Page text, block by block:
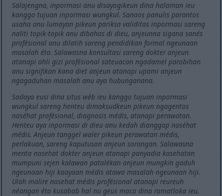
Salajengna, inpormasi anu disayogikeun dina halaman ieu
kanggo tujuan inpormasi wungkul. Sanaos panulis parantos
usaha anu lumayan pikeun pariksa validitas inpormasi sareng
naliti topik-topik anu dibahas di dieu, anjeunna sigana sanés
profésional anu dilatih sareng pendidikan formal ngeunaan
masalah éta. Salawasna konsultasi sareng dokter anjeun
atanapi ahli gizi profésional sateuacan ngadamel parobihan
anu signifikan kana diet anjeun atanapi upami anjeun
ngagaduhan masalah anu aya hubunganana.
Sadaya eusi dina situs wéb ieu kanggo tujuan inpormasi
wungkul sareng henteu dimaksudkeun pikeun ngagentos
naséhat profésional, diagnosis médis, atanapi perawatan.
Henteu aya inpormasi di dieu anu kedah dianggap naséhat
médis. Anjeun tanggel waler pikeun perawatan médis,
perlakuan, sareng kaputusan anjeun sorangan. Salawasna
menta nasehat dokter anjeun atanapi panyadia kasehatan
mumpuni sejen kalawan patalékan anjeun mungkin gaduh
ngeunaan hiji kaayaan médis atawa masalah ngeunaan hiji.
Ulah malire nasehat médis profésional atanapi reureuh
néangan éta kusabab hal nu geus maca dina ramatloka ieu.